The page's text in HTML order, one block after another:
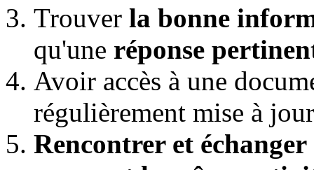
Trouver la bonne
qu'une réponse
Avoir accès à une
régulièrement mise à jour
Rencontrer et